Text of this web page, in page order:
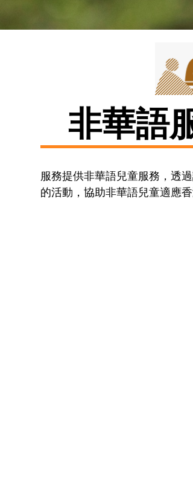
非華語
服務提供非華語兒童服務，透
的活動，協助非華語兒童適應香